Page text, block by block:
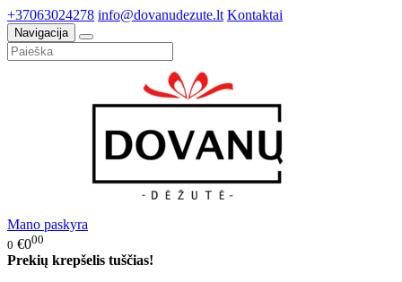
+37063024278 info@dovanudezute.lt Kontaktai
Navigacija
Mano paskyra
0 €000
Prekių krepšelis tuščias!